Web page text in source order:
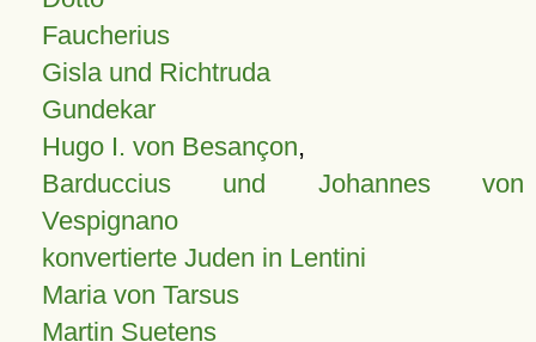
Faucherius
Gisla und Richtruda
Gundekar
Hugo I. von Besançon,
Barduccius und Johannes von
Vespignano
konvertierte Juden in Lentini
Maria von Tarsus
Martin Suetens